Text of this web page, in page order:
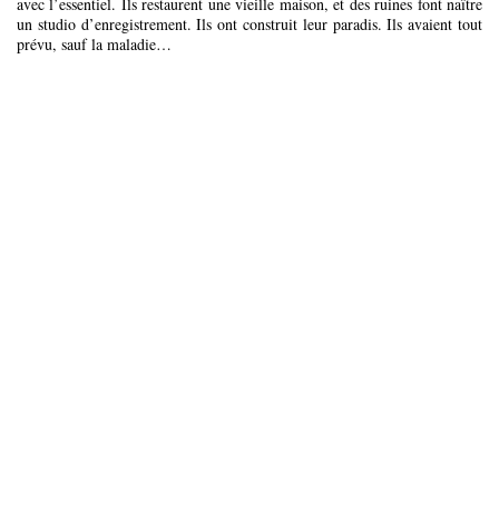
avec l’essentiel. Ils restaurent une vieille maison, et des ruines font naître
un studio d’enregistrement. Ils ont construit leur paradis. Ils avaient tout
prévu, sauf la maladie…